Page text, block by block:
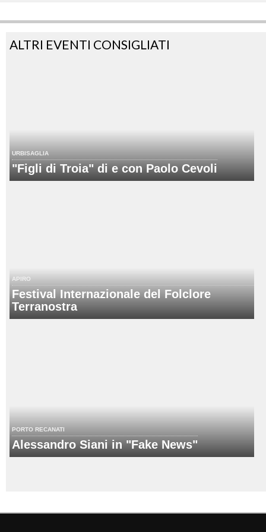
ALTRI EVENTI CONSIGLIATI
URBISAGLIA
"Figli di Troia" di e con Paolo Cevoli
APIRO
Festival Internazionale del Folclore
Terranostra
PORTO RECANATI
Alessandro Siani in "Fake News"